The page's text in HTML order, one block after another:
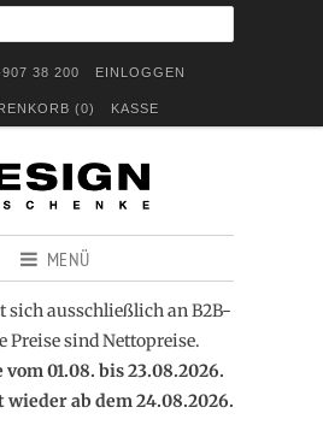
38 200 EINLOGGEN
(0) KASSE
MENÜ
sich ausschließlich an B2B-
Preise sind Nettopreise.
01.08. bis 23.08.2026.
ab dem 24.08.2026.